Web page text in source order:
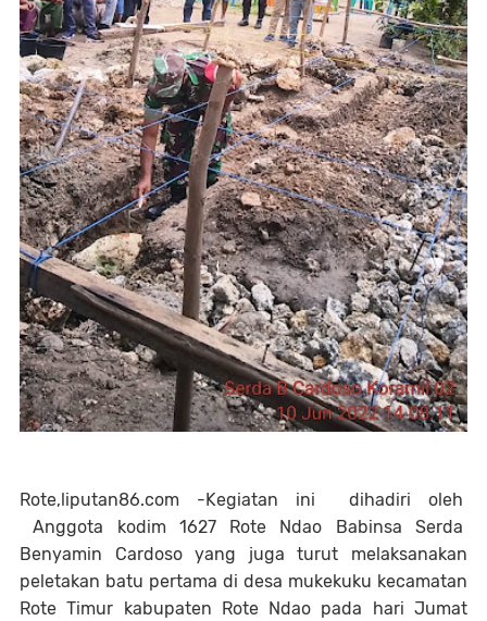
Rote,liputan86.com -Kegiatan ini dihadiri oleh
Anggota kodim 1627 Rote Ndao Babinsa Serda
Benyamin Cardoso yang juga turut melaksanakan
peletakan batu pertama di desa mukekuku kecamatan
Rote Timur kabupaten Rote Ndao pada hari Jumat